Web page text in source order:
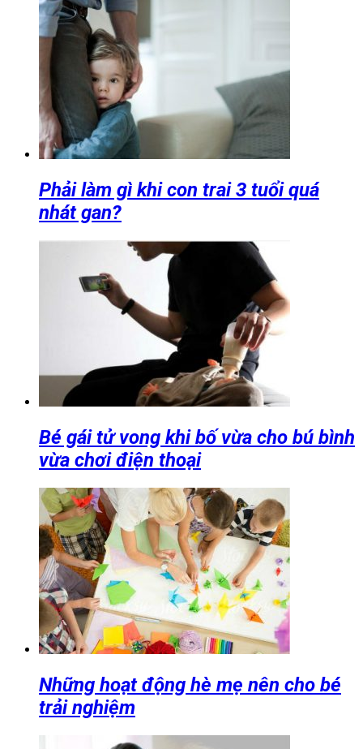
Phải làm gì khi con trai 3 tuổi quá
nhát gan?
Bé gái tử vong khi bố vừa cho bú bình
vừa chơi điện thoại
Những hoạt động hè mẹ nên cho bé
trải nghiệm